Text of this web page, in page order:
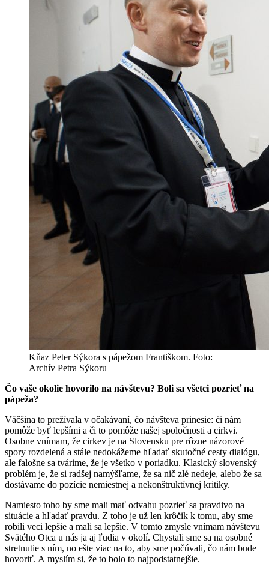
Kňaz Peter Sýkora s pápežom Františkom. Foto:
Archív Petra Sýkoru
Čo vaše okolie hovorilo na návštevu? Boli sa všetci pozrieť na
pápeža?
Väčšina to prežívala v očakávaní, čo návšteva prinesie: či nám
pomôže byť lepšími a či to pomôže našej spoločnosti a cirkvi.
Osobne vnímam, že cirkev je na Slovensku pre rôzne názorové
spory rozdelená a stále nedokážeme hľadať skutočné cesty dialógu,
ale falošne sa tvárime, že je všetko v poriadku. Klasický slovenský
problém je, že si radšej namýšľame, že sa nič zlé nedeje, alebo že sa
dostávame do pozície nemiestnej a nekonštruktívnej kritiky.
Namiesto toho by sme mali mať odvahu pozrieť sa pravdivo na
situácie a hľadať pravdu. Z toho je už len krôčik k tomu, aby sme
robili veci lepšie a mali sa lepšie. V tomto zmysle vnímam návštevu
Svätého Otca u nás ja aj ľudia v okolí. Chystali sme sa na osobné
stretnutie s ním, no ešte viac na to, aby sme počúvali, čo nám bude
hovoriť. A myslím si, že to bolo to najpodstatnejšie.